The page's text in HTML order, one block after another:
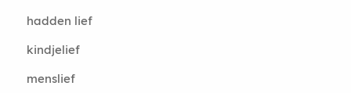
hadden lief
kindjelief
menslief